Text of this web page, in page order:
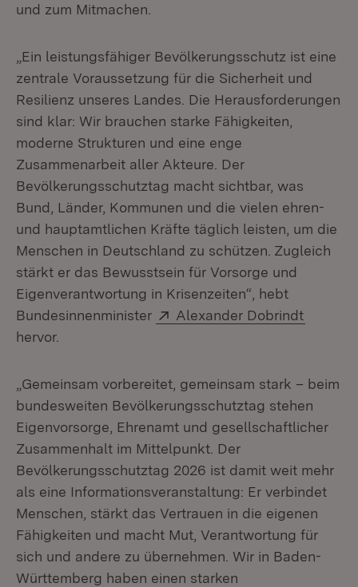
und zum Mitmachen.
„Ein leistungsfähiger Bevölkerungsschutz ist eine
zentrale Voraussetzung für die Sicherheit und
Resilienz unseres Landes. Die Herausforderungen
sind klar: Wir brauchen starke Fähigkeiten,
moderne Strukturen und eine enge
Zusammenarbeit aller Akteure. Der
Bevölkerungsschutztag macht sichtbar, was
Bund, Länder, Kommunen und die vielen ehren-
und hauptamtlichen Kräfte täglich leisten, um die
Menschen in Deutschland zu schützen. Zugleich
stärkt er das Bewusstsein für Vorsorge und
Eigenverantwortung in Krisenzeiten“, hebt
Bundesinnenminister
Extern:
Alexander Dobrindt
hervor.
„Gemeinsam vorbereitet, gemeinsam stark – beim
bundesweiten Bevölkerungsschutztag stehen
Eigenvorsorge, Ehrenamt und gesellschaftlicher
Zusammenhalt im Mittelpunkt. Der
Bevölkerungsschutztag 2026 ist damit weit mehr
als eine Informationsveranstaltung: Er verbindet
Menschen, stärkt das Vertrauen in die eigenen
Fähigkeiten und macht Mut, Verantwortung für
sich und andere zu übernehmen. Wir in Baden-
Württemberg haben einen starken